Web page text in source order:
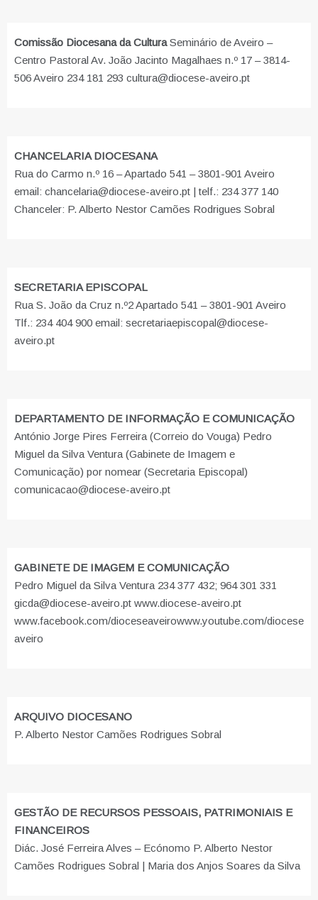
Comissão Diocesana da CulturaSeminário de Aveiro –
Centro Pastoral Av. João Jacinto Magalhaes n.º 17 – 3814-
506 Aveiro 234 181 293 cultura@diocese-aveiro.pt
CHANCELARIA DIOCESANA
Rua do Carmo n.º 16 – Apartado 541 – 3801-901 Aveiro
email: chancelaria@diocese-aveiro.pt | telf.: 234 377 140
Chanceler: P. Alberto Nestor Camões Rodrigues Sobral
SECRETARIA EPISCOPAL
Rua S. João da Cruz n.º2 Apartado 541 – 3801-901 Aveiro
Tlf.: 234 404 900 email: secretariaepiscopal@diocese-
aveiro.pt
DEPARTAMENTO DE INFORMAÇÃO E COMUNICAÇÃO
António Jorge Pires Ferreira (Correio do Vouga) Pedro
Miguel da Silva Ventura (Gabinete de Imagem e
Comunicação) por nomear (Secretaria Episcopal)
comunicacao@diocese-aveiro.pt
GABINETE DE IMAGEM E COMUNICAÇÃO
Pedro Miguel da Silva Ventura 234 377 432; 964 301 331
gicda@diocese-aveiro.pt www.diocese-aveiro.pt
www.facebook.com/dioceseaveirowww.youtube.com/diocese
aveiro
ARQUIVO DIOCESANO
P. Alberto Nestor Camões Rodrigues Sobral
GESTÃO DE RECURSOS PESSOAIS, PATRIMONIAIS E
FINANCEIROS
Diác. José Ferreira Alves – Ecónomo P. Alberto Nestor
Camões Rodrigues Sobral | Maria dos Anjos Soares da Silva